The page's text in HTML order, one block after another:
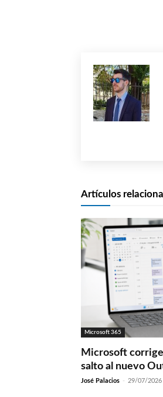
Artículos
Microsoft 365
Microsoft
salto al nuevo
José Palacios - 29/07/2026